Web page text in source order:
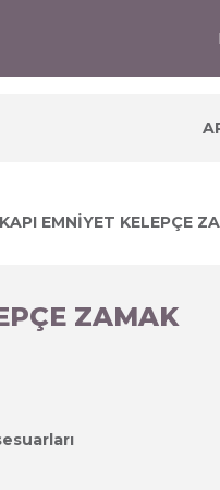
KAPI EMNİYET KELEPÇE
ZAMAK